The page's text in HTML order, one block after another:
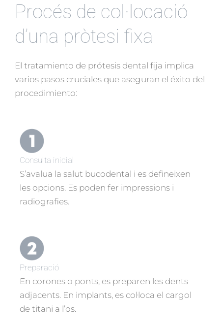
Procés de col·locació
d’una pròtesi fixa
El tratamiento de prótesis dental fija implica
varios pasos cruciales que aseguran el éxito del
procedimiento:
Consulta inicial
S’avalua la salut bucodental i es defineixen
les opcions. Es poden fer impressions i
radiografies.
Preparació
En corones o ponts, es preparen les dents
adjacents. En implants, es col·loca el cargol
de titani a l’os.